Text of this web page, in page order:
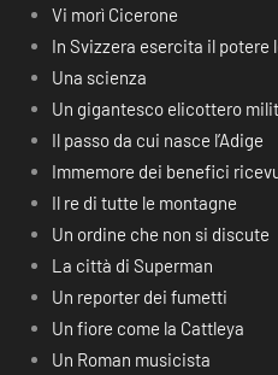
Vi morì Cicerone
In Svizzera esercita il potere
Una scienza
Un gigantesco elicottero
Il passo da cui nasce l’Adige
Immemore dei benefici
Il re di tutte le montagne
Un ordine che non si discute
La città di Superman
Un reporter dei fumetti
Un fiore come la Cattleya
Un Roman musicista